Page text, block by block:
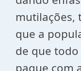
mutilações,
que a
de que
pague com